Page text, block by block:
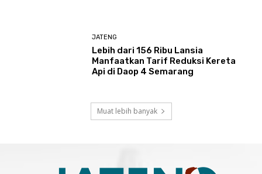
JATENG
Lebih dari 156 Ribu Lansia
Manfaatkan Tarif Reduksi Kereta
Api di Daop 4 Semarang
Muat lebih banyak